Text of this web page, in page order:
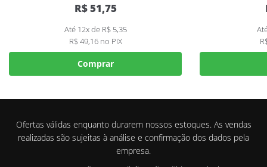
R$51,75
Até 12x de R$5,35
R$49,16 no PIX
Comprar
Ofertas válidas enquanto durarem nossos estoques. As vendas
realizadas são sujeitas à análise e confirmação dos dados pela
empresa.